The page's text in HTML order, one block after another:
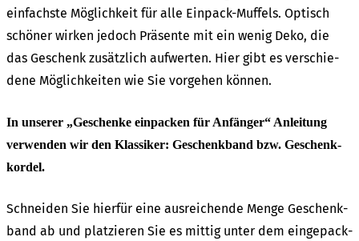
einfachs­te Möglich­keit für alle Einpack-Muffels. Optisch
schö­ner wirken jedoch Präsen­te mit ein wenig Deko, die
das Geschenk zusätz­lich aufwer­ten. Hier gibt es verschie­
de­ne Möglich­kei­ten wie Sie vorge­hen können.
In unse­rer „Geschen­ke einpa­cken für Anfän­ger“ Anlei­tung
verwen­den wir den Klas­si­ker: Geschenk­band bzw. Geschenk­
kor­del.
Schnei­den Sie hier­für eine ausrei­chen­de Menge Geschenk­
band ab und plat­zie­ren Sie es mittig unter dem einge­pack­